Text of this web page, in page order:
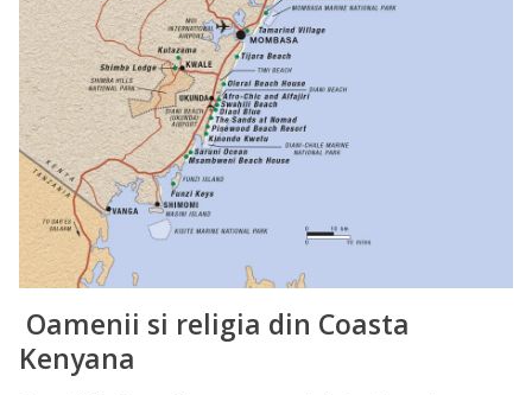
Oamenii si religia din Coasta
Kenyana